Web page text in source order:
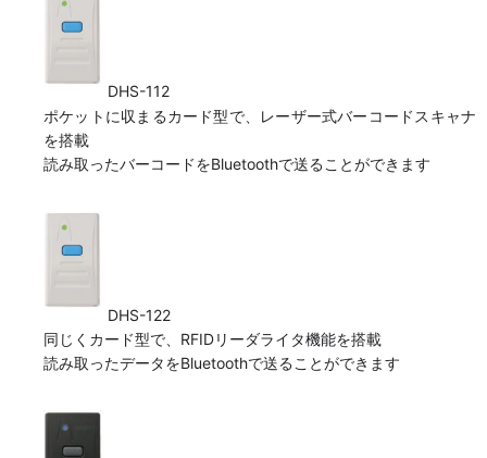
DHS-112
ポケットに収まるカード型で、レーザー式バーコードスキャナ
を搭載
読み取ったバーコードをBluetoothで送ることができます
DHS-122
同じくカード型で、RFIDリーダライタ機能を搭載
読み取ったデータをBluetoothで送ることができます